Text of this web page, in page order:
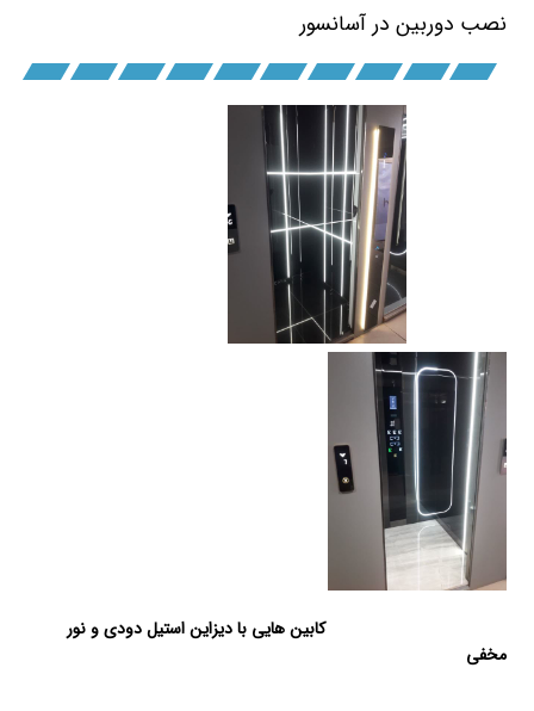
نصب دوربین در آسانسور
کابین هایی با دیزاین استیل دودی و نور
مخفی